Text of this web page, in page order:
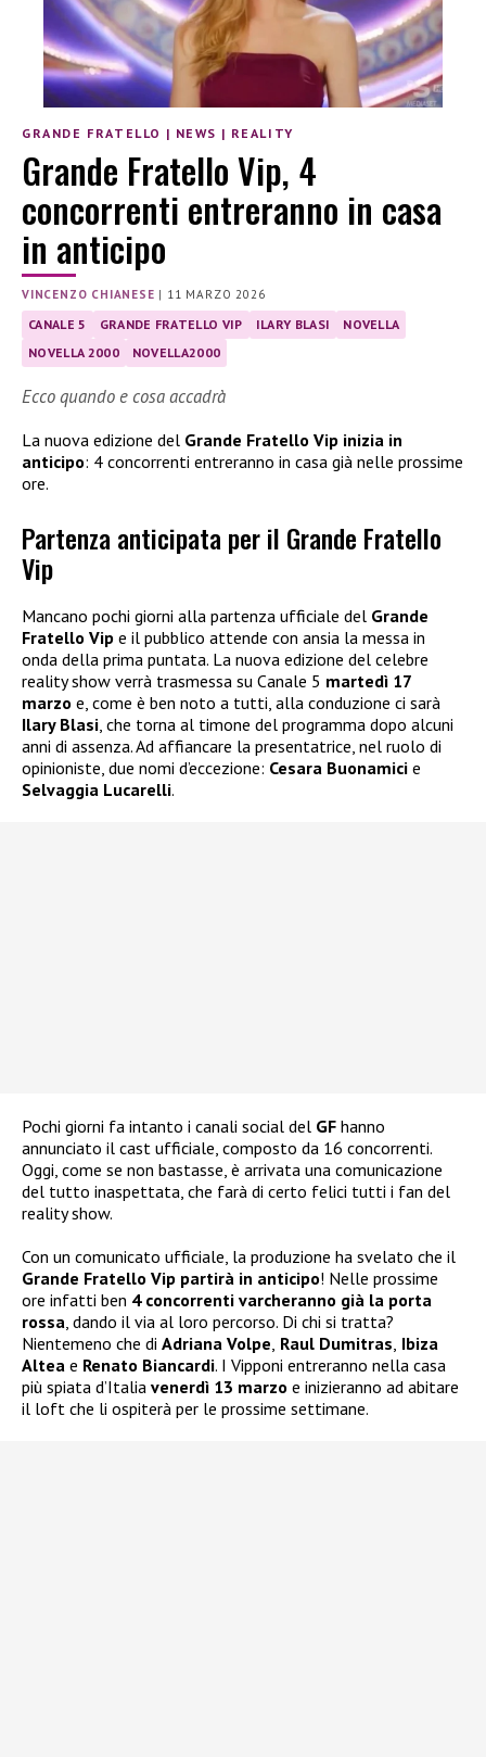
GRANDE FRATELLO | NEWS | REALITY
Grande Fratello Vip, 4
concorrenti entreranno in casa
in anticipo
VINCENZO CHIANESE | 11 MARZO 2026
CANALE 5 GRANDE FRATELLO VIP ILARY BLASI
NOVELLA
NOVELLA 2000
NOVELLA2000
Ecco quando e cosa accadrà
La nuova edizione del Grande Fratello Vip inizia in
anticipo: 4 concorrenti entreranno in casa già nelle prossime
ore.
Partenza anticipata per il Grande Fratello
Vip
Mancano pochi giorni alla partenza ufficiale del Grande
Fratello Vip e il pubblico attende con ansia la messa in
onda della prima puntata. La nuova edizione del celebre
reality show verrà trasmessa su Canale 5 martedì 17
marzo e, come è ben noto a tutti, alla conduzione ci sarà
Ilary Blasi, che torna al timone del programma dopo alcuni
anni di assenza. Ad affiancare la presentatrice, nel ruolo di
opinioniste, due nomi d’eccezione: Cesara Buonamici e
Selvaggia Lucarelli.
Pochi giorni fa intanto i canali social del GF hanno
annunciato il cast ufficiale, composto da 16 concorrenti.
Oggi, come se non bastasse, è arrivata una comunicazione
del tutto inaspettata, che farà di certo felici tutti i fan del
reality show.
Con un comunicato ufficiale, la produzione ha svelato che il
Grande Fratello Vip partirà in anticipo! Nelle prossime
ore infatti ben 4 concorrenti varcheranno già la porta
rossa, dando il via al loro percorso. Di chi si tratta?
Nientemeno che di Adriana Volpe, Raul Dumitras, Ibiza
Altea e Renato Biancardi. I Vipponi entreranno nella casa
più spiata d’Italia venerdì 13 marzo e inizieranno ad abitare
il loft che li ospiterà per le prossime settimane.